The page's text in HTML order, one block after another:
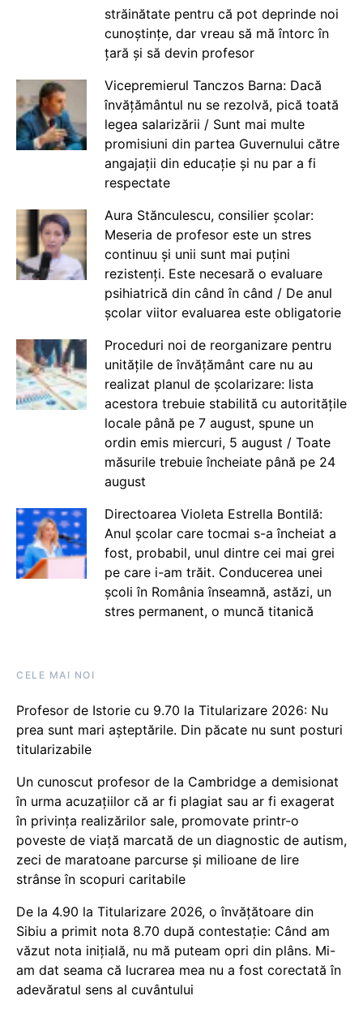
străinătate pentru că pot deprinde noi
cunoștințe, dar vreau să mă întorc în
țară și să devin profesor
Vicepremierul Tanczos Barna: Dacă
învățământul nu se rezolvă, pică toată
legea salarizării / Sunt mai multe
promisiuni din partea Guvernului către
angajații din educație și nu par a fi
respectate
Aura Stănculescu, consilier școlar:
Meseria de profesor este un stres
continuu și unii sunt mai puțini
rezistenți. Este necesară o evaluare
psihiatrică din când în când / De anul
școlar viitor evaluarea este obligatorie
Proceduri noi de reorganizare pentru
unitățile de învățământ care nu au
realizat planul de școlarizare: lista
acestora trebuie stabilită cu autoritățile
locale până pe 7 august, spune un
ordin emis miercuri, 5 august / Toate
măsurile trebuie încheiate până pe 24
august
Directoarea Violeta Estrella Bontilă:
Anul școlar care tocmai s-a încheiat a
fost, probabil, unul dintre cei mai grei
pe care i-am trăit. Conducerea unei
școli în România înseamnă, astăzi, un
stres permanent, o muncă titanică
CELE MAI NOI
Profesor de Istorie cu 9.70 la Titularizare 2026: Nu
prea sunt mari așteptările. Din păcate nu sunt posturi
titularizabile
Un cunoscut profesor de la Cambridge a demisionat
în urma acuzațiilor că ar fi plagiat sau ar fi exagerat
în privința realizărilor sale, promovate printr-o
poveste de viață marcată de un diagnostic de autism,
zeci de maratoane parcurse și milioane de lire
strânse în scopuri caritabile
De la 4.90 la Titularizare 2026, o învățătoare din
Sibiu a primit nota 8.70 după contestație: Când am
văzut nota inițială, nu mă puteam opri din plâns. Mi-
am dat seama că lucrarea mea nu a fost corectată în
adevăratul sens al cuvântului